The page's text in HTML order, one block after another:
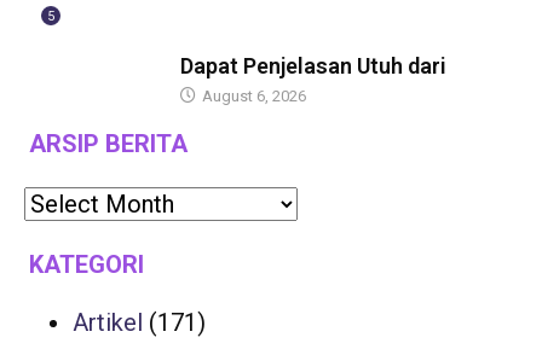
5
Dapat Penjelasan Utuh dari
August 6, 2026
ARSIP BERITA
KATEGORI
Artikel (171)